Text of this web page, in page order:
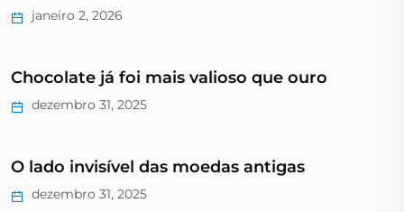
janeiro 2, 2026
Chocolate já foi mais valioso que ouro
dezembro 31, 2025
O lado invisível das moedas antigas
dezembro 31, 2025